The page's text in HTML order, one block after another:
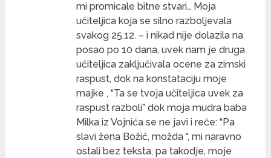
mi promicale bitne stvari… Moja
učiteljica koja se silno razboljevala
svakog 25.12. – i nikad nije dolazila na
posao po 10 dana, uvek nam je druga
učiteljica zaključivala ocene za zimski
raspust, dok na konstataciju moje
majke , “Ta se tvoja učiteljica uvek za
raspust razboli” dok moja mudra baba
Milka iz Vojnića se ne javi i reče: “Pa
slavi žena Božić, možda “, mi naravno
ostali bez teksta, pa takodje, moje